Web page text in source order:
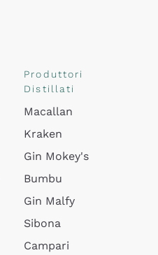
Produttori
Distillati
Macallan
Kraken
Gin Mokey's
Bumbu
Gin Malfy
Sibona
Campari